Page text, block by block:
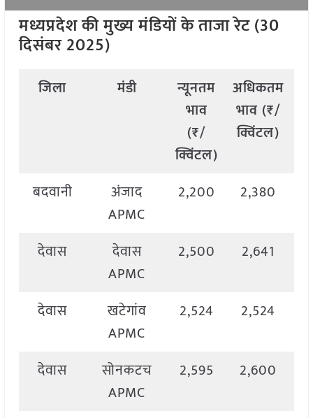
मध्यप्रदेश की मुख्य मंडियों के ताजा रेट (30
दिसंबर 2025)
जिला मंडी
न्यूनतम
भाव
(₹/
क्विंटल)
अधिकतम
भाव (₹/
क्विंटल)
बदवानी
अंजाद
APMC
2,200 2,380
देवास
देवास
APMC
2,500 2,641
देवास
खटेगांव
APMC
2,524 2,524
देवास
सोनकटच
APMC
2,595 2,600